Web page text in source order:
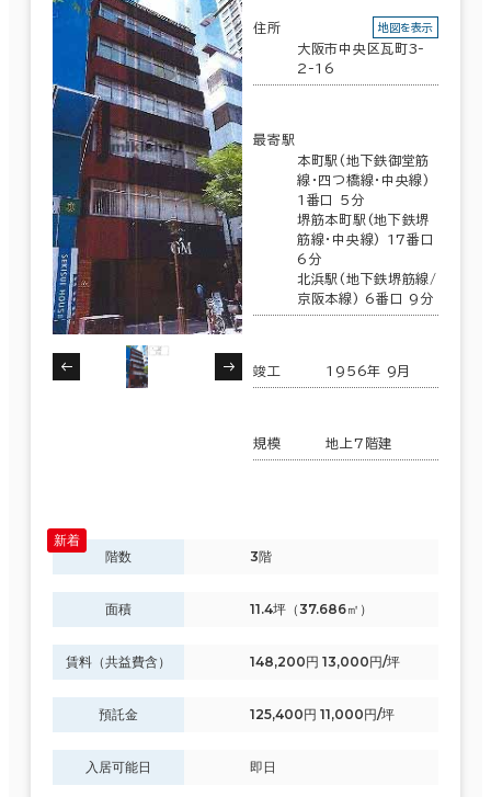
住所
大阪市中央区瓦町3-
2-16
地図を表示
最寄駅
本町駅(地下鉄御堂筋
線･四つ橋線･中央線)
1番口 5分
堺筋本町駅(地下鉄堺
筋線･中央線) 17番口
6分
北浜駅(地下鉄堺筋線/
京阪本線) 6番口 9分
竣工 1956年 9月
規模 地上7階建
階数 3階
面積 11.4坪（37.686㎡）
賃料（共益費含） 148,200円 13,000円/坪
預託金 125,400円 11,000円/坪
入居可能日 即日